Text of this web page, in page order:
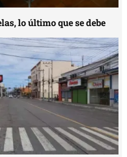
lo último que se debe